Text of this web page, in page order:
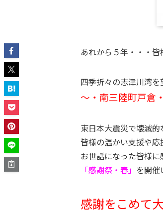
あれから５年・・・皆
四季折々の志津川湾を
～・南三陸町戸倉
東日本大震災で壊滅
皆様の温かい支援や応
お世話になった皆様
「感謝祭・春」 を開
感謝をこめて